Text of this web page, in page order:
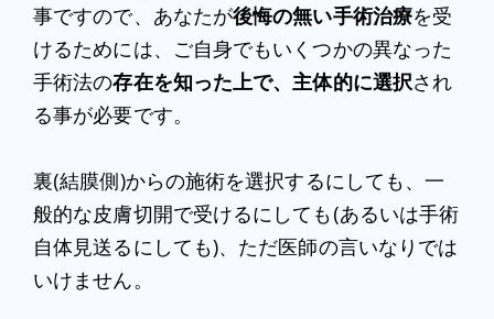
事ですので、あなたが後悔の無い手術治療を受
けるためには、ご自身でもいくつかの異なった
手術法の存在を知った上で、主体的に選択され
る事が必要です。
裏(結膜側)からの施術を選択するにしても、一
般的な皮膚切開で受けるにしても(あるいは手術
自体見送るにしても)、ただ医師の言いなりでは
いけません。